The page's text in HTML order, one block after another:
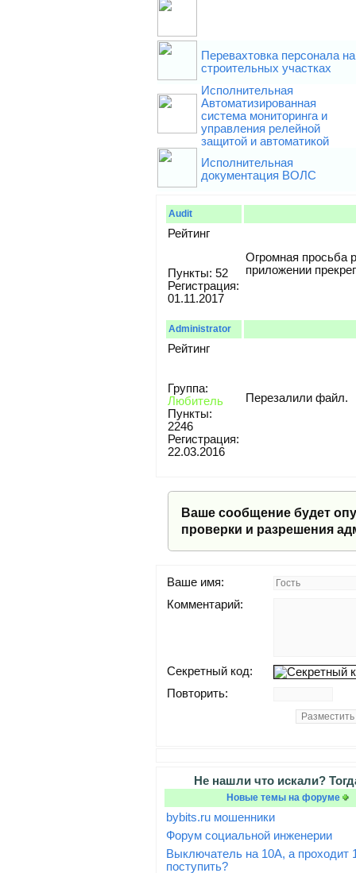
Перевахтовка персонала на
строительных участках
Исполнительная
Автоматизированная
система мониторинга и
управления релейной
защитой и автоматикой
Исполнительная
документация ВОЛС
Audit
Рейтинг
Пункты: 52
Регистрация:
01.11.2017
Огромная просьба
приложении
Administrator
Рейтинг
Группа:
Любитель
Пункты:
2246
Регистрация:
22.03.2016
Перезалили файл.
Ваше сообщение будет
проверки и разрешения
Ваше имя:
Комментарий:
Секретный код:
Повторить:
Не нашли что искали?
Новые темы на форуме
bybits.ru мошенники
Форум социальной инженерии
Выключатель на 10А, а проходит
поступить?